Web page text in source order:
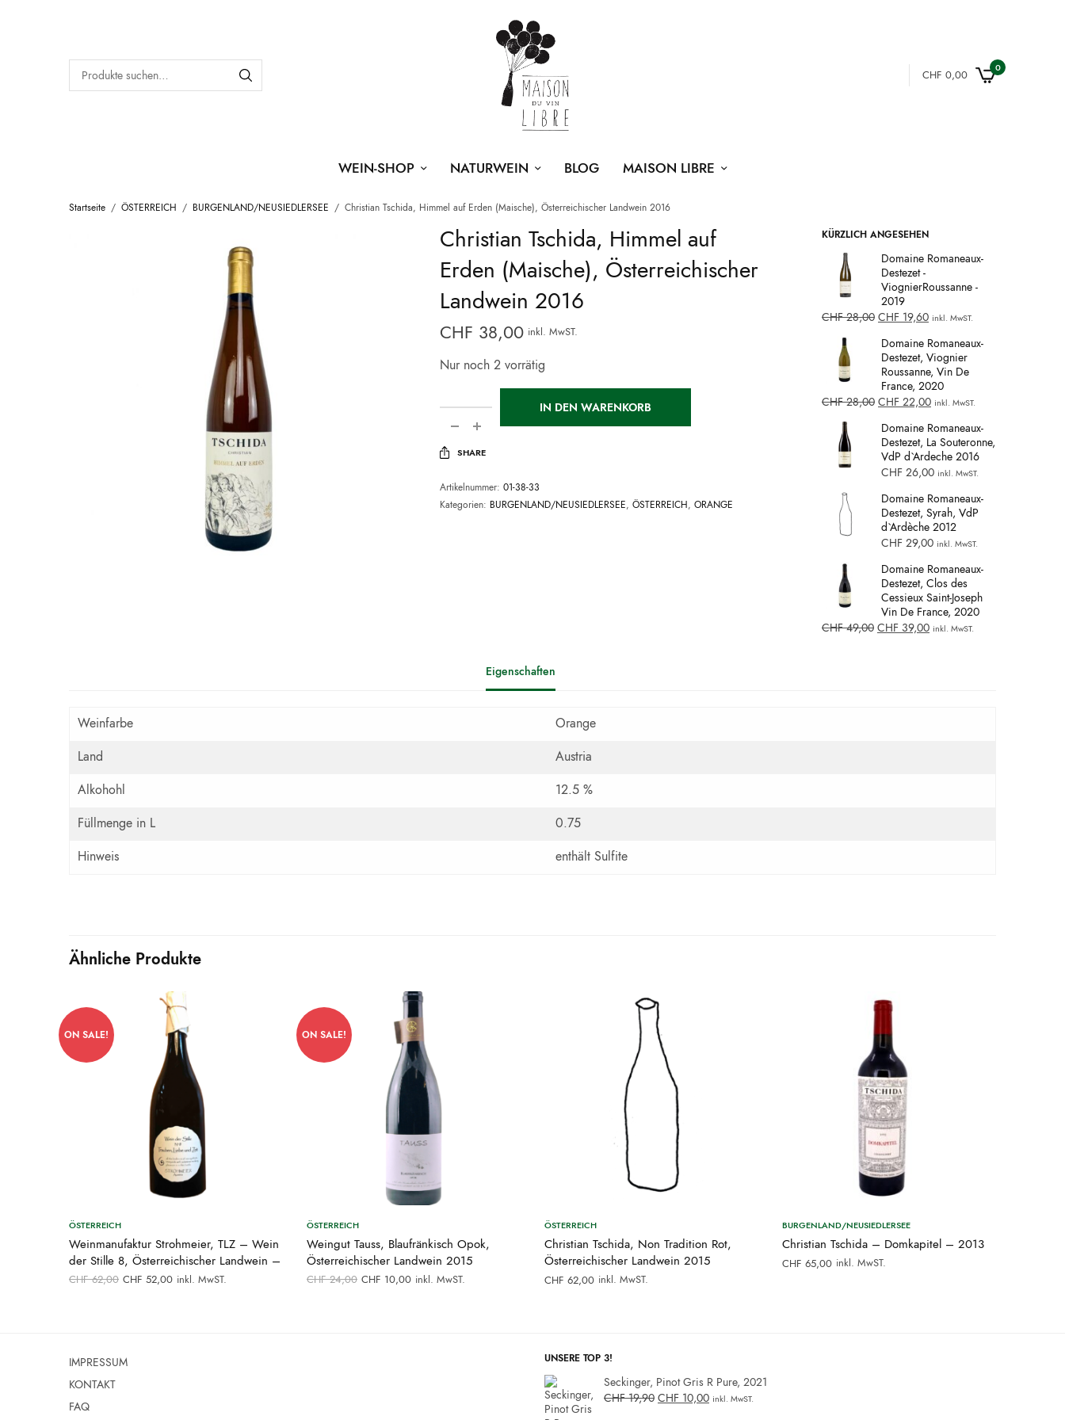
CHF 0,00
0
WEIN-SHOP NATURWEIN BLOG MAISON LIBRE
Startseite / ÖSTERREICH / BURGENLAND/NEUSIEDLERSEE / Christian Tschida, Himmel auf Erden (Maische), Österreichischer Landwein 2016
KÜRZLICH ANGESEHEN
Domaine Romaneaux-
Destezet -
ViognierRoussanne -
2019
CHF28,00 CHF 19,60 inkl. MwST.
Domaine Romaneaux-
Destezet, Viognier
Roussanne, Vin De
France, 2020
CHF28,00 CHF 22,00 inkl. MwST.
Domaine Romaneaux-
Destezet, La Souteronne,
VdP d`Ardeche 2016
CHF 26,00 inkl. MwST.
Domaine Romaneaux-
Destezet, Syrah, VdP
d`Ardèche 2012
CHF 29,00 inkl. MwST.
Domaine Romaneaux-
Destezet, Clos des
Cessieux Saint-Joseph
Vin De France, 2020
CHF49,00 CHF 39,00 inkl. MwST.
Christian Tschida, Himmel auf
Erden (Maische), Österreichischer
Landwein 2016
CHF 38,00 inkl. MwST.
Nur noch 2 vorrätig
IN DEN WARENKORB
SHARE
Artikelnummer: 01-38-33
Kategorien: BURGENLAND/NEUSIEDLERSEE, ÖSTERREICH, ORANGE
Eigenschaften
Weinfarbe
Orange
Land
Austria
Alkohohl
12.5 %
Füllmenge in L
0.75
Hinweis
enthält Sulfite
Ähnliche Produkte
ON SALE!
ÖSTERREICH
Weinmanufaktur Strohmeier, TLZ – Wein
der Stille 8, Österreichischer Landwein –
CHF62,00 Ursprünglicher
Preis war:
CHF 52,00Aktueller
inkl. MwST.
ON SALE!
ÖSTERREICH
Weingut Tauss, Blaufränkisch Opok,
Österreichischer Landwein 2015
CHF24,00 Ursprünglicher
Preis war:
CHF 10,00Aktueller
inkl. MwST.
ÖSTERREICH
Christian Tschida, Non Tradition Rot,
Österreichischer Landwein 2015
CHF 62,00 inkl. MwST.
BURGENLAND/NEUSIEDLERSEE
Christian Tschida – Domkapitel – 2013
CHF 65,00 inkl. MwST.
IMPRESSUM
KONTAKT
FAQ
UNSERE TOP 3!
Seckinger, Pinot Gris R Pure, 2021
CHF19,90 CHF 10,00 inkl. MwST.